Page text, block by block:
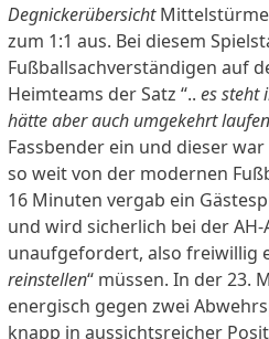
Degnickerübersicht
zum 1:1 aus. Bei diesem
Fußballsachverständigen auf
Heimteams der Satz “.. es steht
hätte aber auch umgekehrt
Fassbender ein und dieser
so weit von der modernen
16 Minuten vergab ein
und wird sicherlich bei der AH-
unaufgefordert, also freiwillig
reinstellen“ müssen. In der 23.
energisch gegen zwei
knapp in aussichtsreicher